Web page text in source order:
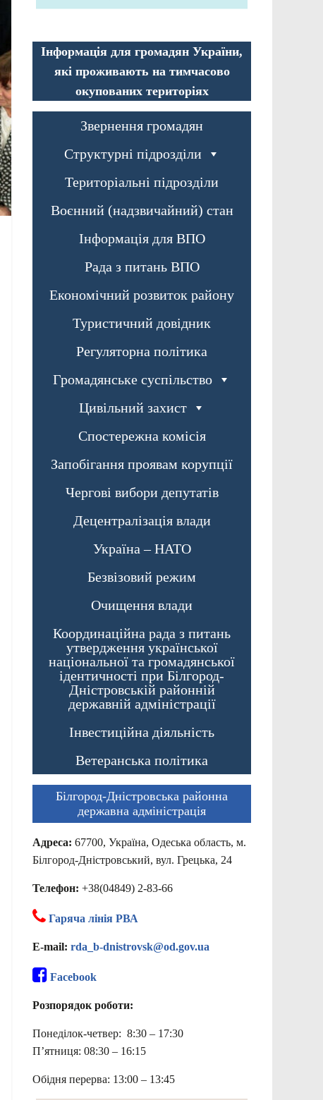
Інформація для громадян України,
які проживають на тимчасово
окупованих територіях
Звернення громадян
Структурні підрозділи
Територіальні підрозділи
Воєнний (надзвичайний) стан
Інформація для ВПО
Рада з питань ВПО
Економічний розвиток району
Туристичний довідник
Регуляторна політика
Громадянське суспільство
Цивільний захист
Спостережна комісія
Запобігання проявам корупції
Чергові вибори депутатів
Децентралізація влади
Україна – НАТО
Безвізовий режим
Очищення влади
Координаційна рада з питань
утвердження української
національної та громадянської
ідентичності при Білгород-
Дністровській районній
державній адміністрації
Інвестиційна діяльність
Ветеранська політика
Білгород-Дністровська районна
державна адміністрація
Адреса: 67700, Україна, Одеська область, м.
Білгород-Дністровський, вул. Грецька, 24
Телефон: +38(04849) 2-83-66
Гаряча лінія РВА
E-mail: rda_b-dnistrovsk@od.gov.ua
Facebook
Розпорядок роботи:
Понеділок-четвер: 8:30 – 17:30
П’ятниця: 08:30 – 16:15
Обідня перерва: 13:00 – 13:45